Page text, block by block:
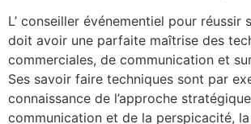
L’ conseiller événementiel pour réussir
doit avoir une parfaite maîtrise des
commerciales, de communication et
Ses savoir faire techniques sont par
connaissance de l’approche
communication et de la perspicacité,